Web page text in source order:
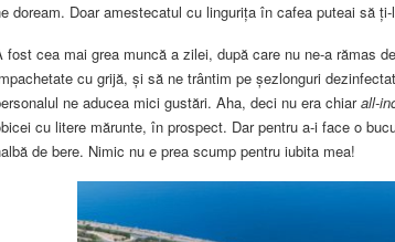
doream. Doar amestecatul cu lingurița în cafea puteai să
fost cea mai grea muncă a zilei, după care nu ne-a rămas
cu grijă, și să ne trântim pe șezlonguri
ne aducea mici gustări. Aha, deci nu era chiarall-
cu litere mărunte, în prospect. Dar pentru a-i face o
de bere. Nimic nu e prea scump pentru iubita mea!